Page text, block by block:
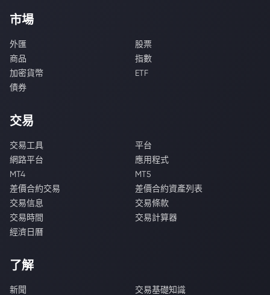
市場
外匯
股票
商品
指數
加密貨幣
ETF
債券
交易
交易工具
平台
網路平台
應用程式
MT4
MT5
差價合約交易
差價合約資產列表
交易信息
交易條款
交易時間
交易計算器
經濟日曆
了解
新聞
交易基礎知識